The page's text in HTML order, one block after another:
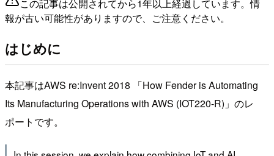
この記事は公開されてから1年以上経過しています。情
報が古い可能性がありますので、ご注意ください。
はじめに
本記事はAWS re:Invent 2018 「How Fender is Automating
Its Manufacturing Operations with AWS (IOT220-R)」のレ
ポートです。